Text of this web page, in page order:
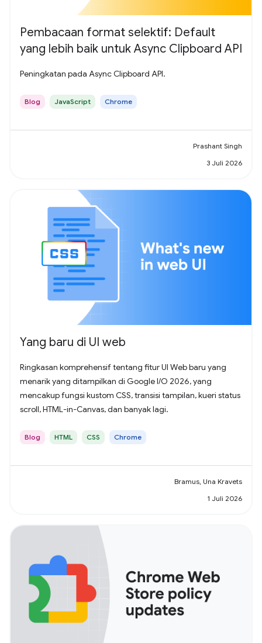
Pembacaan format selektif: Default
yang lebih baik untuk Async Clipboard API
Peningkatan pada Async Clipboard API.
Blog JavaScript Chrome
Prashant Singh
3 Juli 2026
Yang baru di UI web
Ringkasan komprehensif tentang fitur UI Web baru yang
menarik yang ditampilkan di Google I/O 2026, yang
mencakup fungsi kustom CSS, transisi tampilan, kueri status
scroll, HTML-in-Canvas, dan banyak lagi.
Blog HTML CSS Chrome
Bramus, Una Kravets
1 Juli 2026